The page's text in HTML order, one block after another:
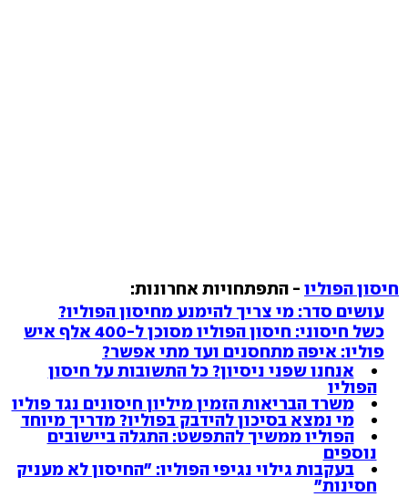
חיסון הפוליו - התפתחויות אחרונות:
עושים סדר: מי צריך להימנע מחיסון הפוליו?
כשל חיסוני: חיסון הפוליו מסוכן ל-400 אלף איש
פוליו: איפה מתחסנים ועד מתי אפשר?
אנחנו שפני ניסיון? כל התשובות על חיסון
הפוליו
משרד הבריאות הזמין מיליון חיסונים נגד פוליו
מי נמצא בסיכון להידבק בפוליו? מדריך מיוחד
הפוליו ממשיך להתפשט: התגלה ביישובים
נוספים
בעקבות גילוי נגיפי הפוליו: "החיסון לא מעניק
חסינות"